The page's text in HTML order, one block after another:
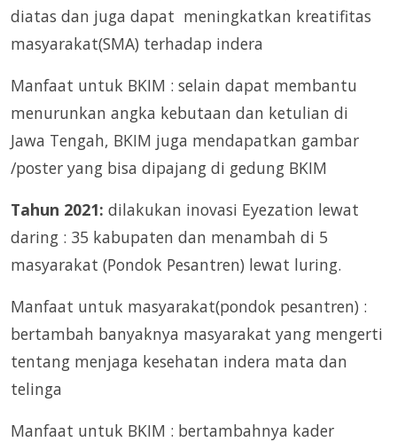
diatas dan juga dapat meningkatkan kreatifitas
masyarakat(SMA) terhadap indera
Manfaat untuk BKIM : selain dapat membantu
menurunkan angka kebutaan dan ketulian di
Jawa Tengah, BKIM juga mendapatkan gambar
/poster yang bisa dipajang di gedung BKIM
Tahun 2021: dilakukan inovasi Eyezation lewat
daring : 35 kabupaten dan menambah di 5
masyarakat (Pondok Pesantren) lewat luring.
Manfaat untuk masyarakat(pondok pesantren) :
bertambah banyaknya masyarakat yang mengerti
tentang menjaga kesehatan indera mata dan
telinga
Manfaat untuk BKIM : bertambahnya kader